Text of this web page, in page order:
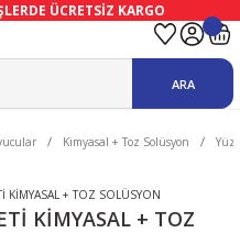
ÜCRETSİZ KARGO
ARA
Kimyasal + Toz Solüsyon Yüz
KİMYASAL + TOZ